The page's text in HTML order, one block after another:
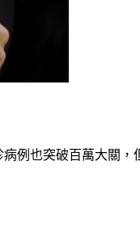
例也突破百萬大關